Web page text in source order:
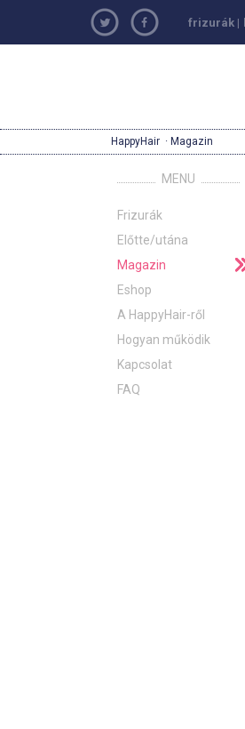
frizurák |
HappyHair · Magazin
MENU
Frizurák
Előtte/utána
Magazin
Eshop
A HappyHair-ről
Hogyan működik
Kapcsolat
FAQ